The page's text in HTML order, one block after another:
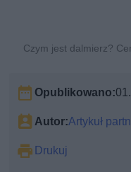
Czym jest dalmierz?
Opublikowano:
Autor:Artykuł
Drukuj